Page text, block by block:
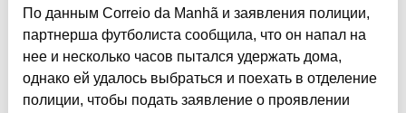
По данным Correio da Manhã и заявления полиции,
партнерша футболиста сообщила, что он напал на
нее и несколько часов пытался удержать дома,
однако ей удалось выбраться и поехать в отделение
полиции, чтобы подать заявление о проявлении